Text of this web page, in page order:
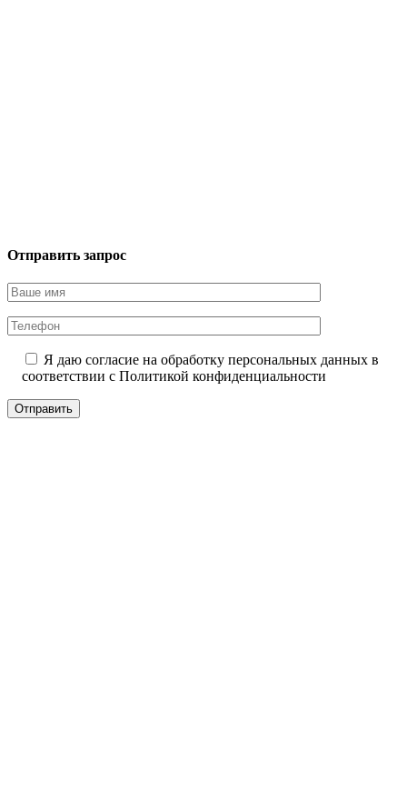
Отправить запрос
Я даю согласие на обработку персональных данных в
соответствии с Политикой конфиденциальности